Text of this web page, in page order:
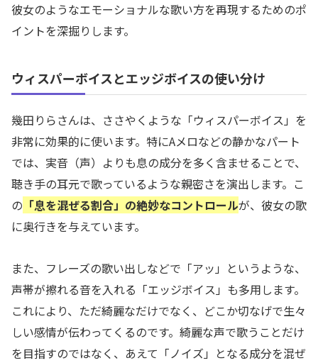
彼女のようなエモーショナルな歌い方を再現するためのポ
イントを深掘りします。
ウィスパーボイスとエッジボイスの使い分け
幾田りらさんは、ささやくような「ウィスパーボイス」を
非常に効果的に使います。特にAメロなどの静かなパート
では、実音（声）よりも息の成分を多く含ませることで、
聴き手の耳元で歌っているような親密さを演出します。こ
の 「息を混ぜる割合」の絶妙なコントロールが、彼女の歌
に奥行きを与えています。
また、フレーズの歌い出しなどで「アッ」というような、
声帯が擦れる音を入れる「エッジボイス」も多用します。
これにより、ただ綺麗なだけでなく、どこか切なげで生々
しい感情が伝わってくるのです。綺麗な声で歌うことだけ
を目指すのではなく、あえて「ノイズ」となる成分を混ぜ